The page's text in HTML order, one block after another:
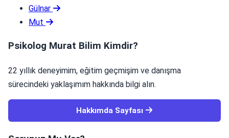
Gülnar
Mut
Psikolog Murat Bilim Kimdir?
22 yıllık deneyimim, eğitim geçmişim ve danışma
sürecindeki yaklaşımım hakkında bilgi alın.
Hakkımda Sayfası